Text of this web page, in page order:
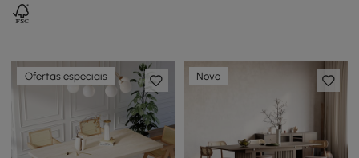
Ofertas especiais Novo